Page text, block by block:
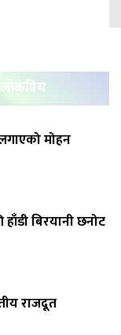
लोकप्रिय
मोहन
बिरयानी छनोट
राजदूत